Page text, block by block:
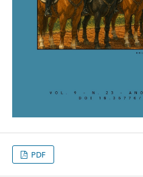
PDF